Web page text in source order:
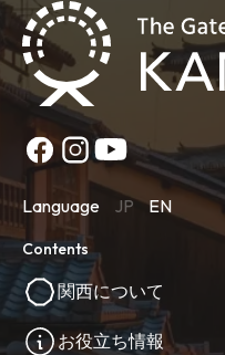
Language JP EN
Contents
関西について
お役立ち情報